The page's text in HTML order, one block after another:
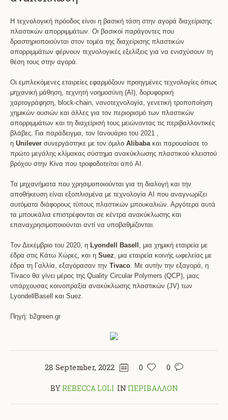
Η τεχνολογική πρόοδος είναι η βασική τάση στην αγορά διαχείρισης
πλαστικών απορριμμάτων. Οι βασικοί παράγοντες που
δραστηριοποιούνται στον τομέα της διαχείρισης πλαστικών
απορριμμάτων φέρνουν τεχνολογικές εξελίξεις για να ενισχύσουν τη
θέση τους στην αγορά.
Οι εμπλεκόμενες εταιρείες εφαρμόζουν προηγμένες τεχνολογίες όπως
μηχανική μάθηση, τεχνητή νοημοσύνη (AI), δορυφορική
χαρτογράφηση, block-chain, νανοτεχνολογία, γενετική τροποποίηση
χημικών ουσιών και άλλες για τον περιορισμό των πλαστικών
απορριμμάτων και τη διαχείρισή τους μειώνοντας τις περιβαλλοντικές
βλάβες. Για παράδειγμα, τον Ιανουάριο του 2021 ,
η Unilever συνεργάστηκε με τον όμιλο Alibabaκαι παρουσίασε το
πρώτο μεγάλης κλίμακας σύστημα ανακύκλωσης πλαστικού κλειστού
βρόχου στην Κίνα που τροφοδοτείται από AI.
Τα μηχανήματα που χρησιμοποιούνται για τη διαλογή και την
αποθήκευση είναι εξοπλισμένα με τεχνολογία AI που αναγνωρίζει
αυτόματα διάφορους τύπους πλαστικών μπουκαλιών. Αργότερα αυτά
τα μπουκάλια επιστρέφονται σε κέντρα ανακύκλωσης και
επαναχρησιμοποιούνται αντί να υποβαθμίζονται.
Τον Δεκέμβριο του 2020, η Lyondell Basell , μια χημική εταιρεία με
έδρα στις Κάτω Χώρες, και η Suez, μια εταιρεία κοινής ωφελείας με
έδρα τη Γαλλία, εξαγόρασαν την Tivaco. Με αυτήν την εξαγορά, η
Tivaco θα γίνει μέρος της Quality Circular Polymers (QCP), μιας
υπάρχουσας κοινοπραξία ανακύκλωσης πλαστικών (JV) των
LyondellBasell και Suez.
Πηγή: b2green.gr
28 September, 2022 0 0
BY REBECCA LOLI IN ΠΕΡΙΒΑΛΛΟΝ